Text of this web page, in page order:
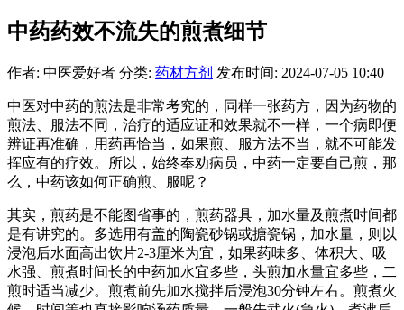
中药药效不流失的煎煮细节
作者: 中医爱好者 分类: 药材方剂 发布时间: 2024-07-05 10:40
中医对中药的煎法是非常考究的，同样一张药方，因为药物的
煎法、服法不同，治疗的适应证和效果就不一样，一个病即便
辨证再准确，用药再恰当，如果煎、服方法不当，就不可能发
挥应有的疗效。所以，始终奉劝病员，中药一定要自己煎，那
么，中药该如何正确煎、服呢？
其实，煎药是不能图省事的，煎药器具，加水量及煎煮时间都
是有讲究的。多选用有盖的陶瓷砂锅或搪瓷锅，加水量，则以
浸泡后水面高出饮片2-3厘米为宜，如果药味多、体积大、吸
水强、煎煮时间长的中药加水宜多些，头煎加水量宜多些，二
煎时适当减少。煎煮前先加水搅拌后浸泡30分钟左右。煎煮火